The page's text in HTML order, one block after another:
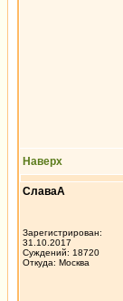
Наверх
СлаваА
Зарегистрирован:
31.10.2017
Суждений: 18720
Откуда: Москва